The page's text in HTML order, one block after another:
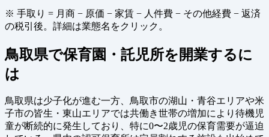
※ 手取り = 月商 − 原価 − 家賃 − 人件費 − その他経費 − 返済
の税引後。詳細は業態名をクリック。
鳥取県で保育園・託児所を開業するに
は
鳥取県は少子化が進む一方、鳥取市の湖山・青谷エリアや米
子市の皆生・東山エリアでは共働き世帯の増加により待機児
童が断続的に発生しており、特に0〜2歳児の保育需要が逼迫